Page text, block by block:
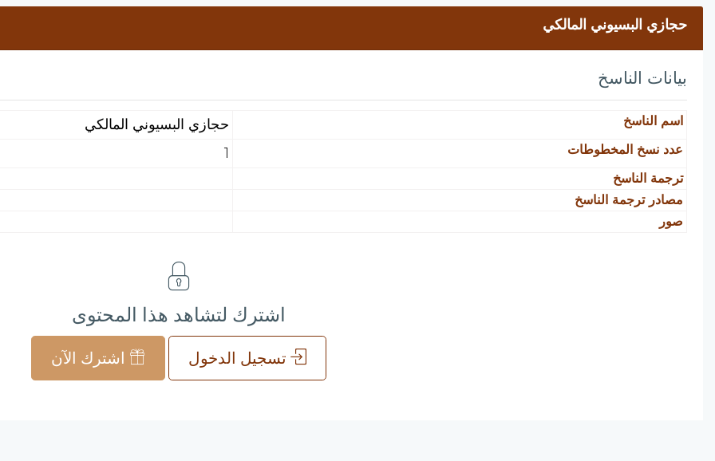
حجازي البسيوني المالكي
بيانات الناسخ
اسم الناسخ حجازي البسيوني المالكي
عدد نسخ المخطوطات 1
ترجمة الناسخ
مصادر ترجمة الناسخ
صور
اشترك لتشاهد هذا المحتوى
تسجيل الدخول اشترك الآن